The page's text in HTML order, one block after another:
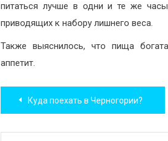
питаться лучше в одни и те же
приводящих к набору лишнего веса.
Также выяснилось, что пища
аппетит.
Навигация
по
Куда поехать в Черногории?